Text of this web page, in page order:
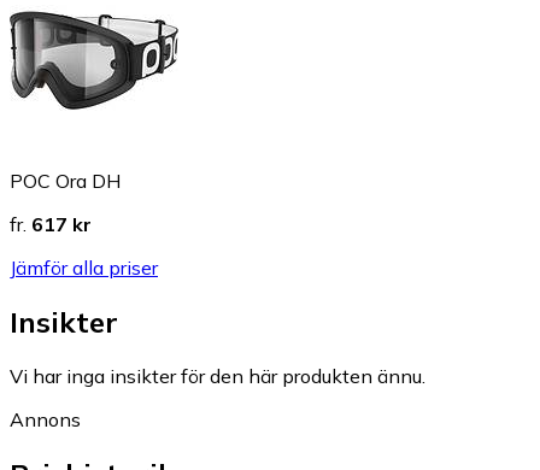
POC Ora DH
fr. 617 kr
Jämför alla priser
Insikter
Vi har inga insikter för den här produkten ännu.
Annons